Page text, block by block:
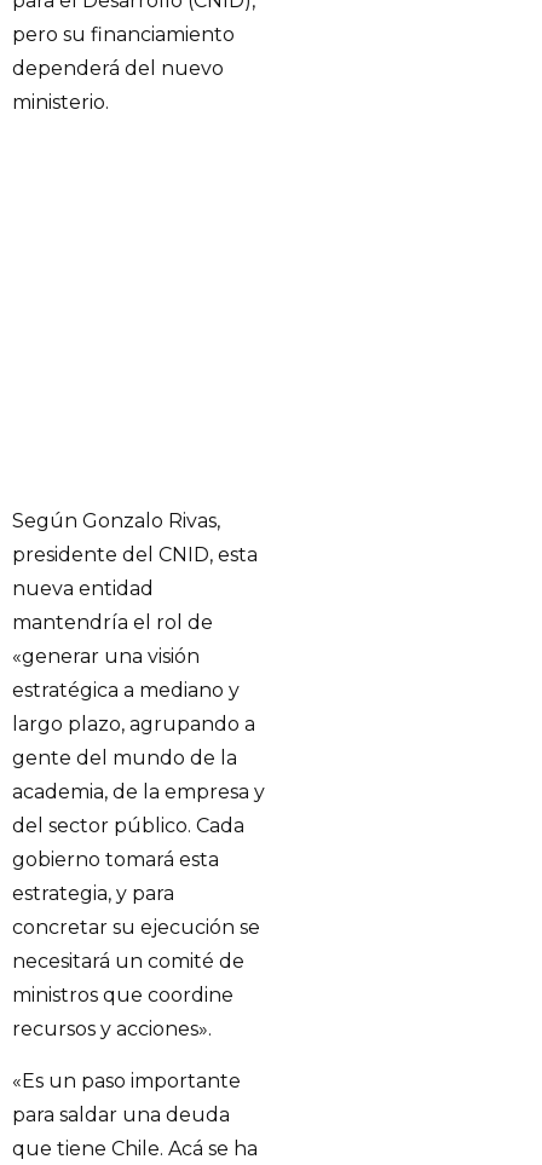
pero su financiamiento
dependerá del nuevo
ministerio.
Según Gonzalo Rivas,
presidente del CNID, esta
nueva entidad
mantendría el rol de
«generar una visión
estratégica a mediano y
largo plazo, agrupando a
gente del mundo de la
academia, de la empresa y
del sector público. Cada
gobierno tomará esta
estrategia, y para
concretar su ejecución se
necesitará un comité de
ministros que coordine
recursos y acciones».
«Es un paso importante
para saldar una deuda
que tiene Chile. Acá se ha